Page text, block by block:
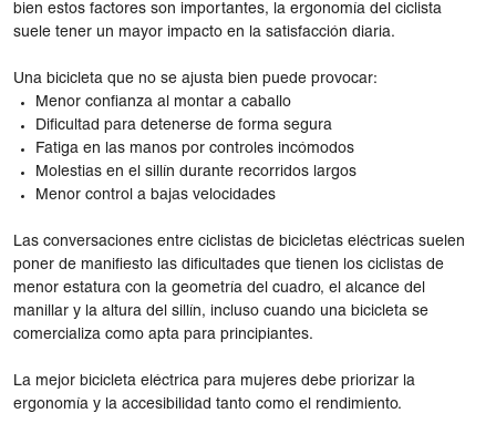
bien estos factores son importantes, la ergonomía del ciclista
suele tener un mayor impacto en la satisfacción diaria.
Una bicicleta que no se ajusta bien puede provocar:
Menor confianza al montar a caballo
Dificultad para detenerse de forma segura
Fatiga en las manos por controles incómodos
Molestias en el sillín durante recorridos largos
Menor control a bajas velocidades
Las conversaciones entre ciclistas de bicicletas eléctricas suelen
poner de manifiesto las dificultades que tienen los ciclistas de
menor estatura con la geometría del cuadro, el alcance del
manillar y la altura del sillín, incluso cuando una bicicleta se
comercializa como apta para principiantes.
La mejor bicicleta eléctrica para mujeres debe priorizar la
ergonomía y la accesibilidad tanto como el rendimiento.